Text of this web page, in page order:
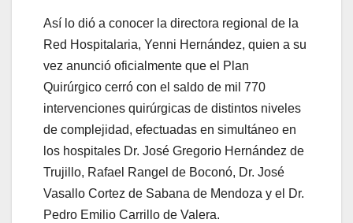
Así lo dió a conocer la directora regional de la
Red Hospitalaria, Yenni Hernández, quien a su
vez anunció oficialmente que el Plan
Quirúrgico cerró con el saldo de mil 770
intervenciones quirúrgicas de distintos niveles
de complejidad, efectuadas en simultáneo en
los hospitales Dr. José Gregorio Hernández de
Trujillo, Rafael Rangel de Boconó, Dr. José
Vasallo Cortez de Sabana de Mendoza y el Dr.
Pedro Emilio Carrillo de Valera.